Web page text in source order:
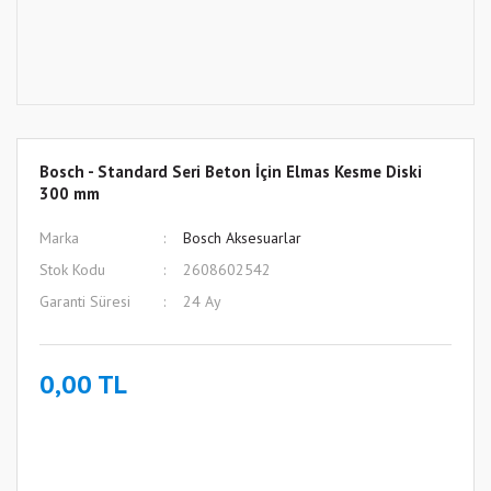
Bosch - Standard Seri Beton İçin Elmas Kesme Diski
300 mm
Marka
Bosch Aksesuarlar
Stok Kodu
2608602542
Garanti Süresi
24 Ay
0,00 TL